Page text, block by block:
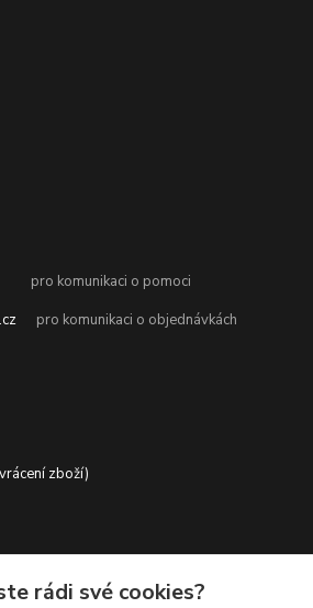
pro komunikaci o pomoci
pro komunikaci o objednávkách
zboží)
rádi své cookies?